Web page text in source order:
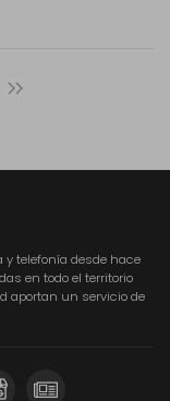
telefonía desde hace
en todo el territorio
aportan un servicio de